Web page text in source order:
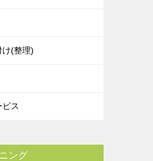
け(整理)
ス
ング